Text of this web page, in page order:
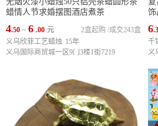
蜡情人节求婚摆图酒店煮茶
4.50 ~ 6 .00 元 成交243盒
2盒起购 /
义乌欣菲工艺蜡烛 15年
义乌国际商贸城一区9门3楼1街7219
饰
6
千
义